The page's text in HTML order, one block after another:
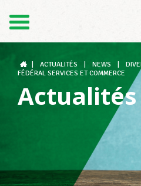
Le LCGB
Structures syndicales
ACTUALITÉS NEWS
FÉDÉRAL SERVICES ET COMMERCE
Actualités